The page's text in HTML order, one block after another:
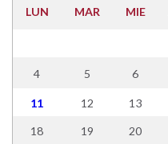
LUN MAR MIE
4 5 6
11 12 13
18 19 20